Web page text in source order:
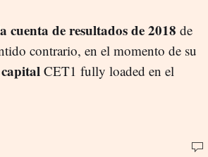
cuenta de resultados de 2018 de
contrario, en el momento de su
CET1 fully loaded en el